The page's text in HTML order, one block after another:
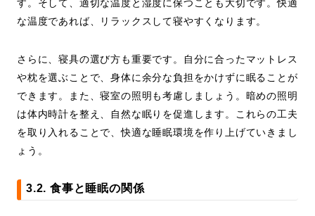
す。そして、適切な温度と湿度に保つことも大切です。快適
な温度であれば、リラックスして寝やすくなります。
さらに、寝具の選び方も重要です。自分に合ったマットレス
や枕を選ぶことで、身体に余分な負担をかけずに眠ることが
できます。また、寝室の照明も考慮しましょう。暗めの照明
は体内時計を整え、自然な眠りを促進します。これらの工夫
を取り入れることで、快適な睡眠環境を作り上げていきまし
ょう。
3.2. 食事と睡眠の関係